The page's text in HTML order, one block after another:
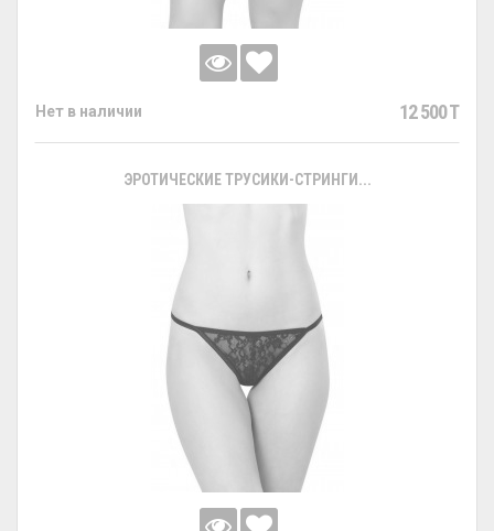
Нет в наличии 12 500 T
ЭРОТИЧЕСКИЕ ТРУСИКИ-СТРИНГИ...